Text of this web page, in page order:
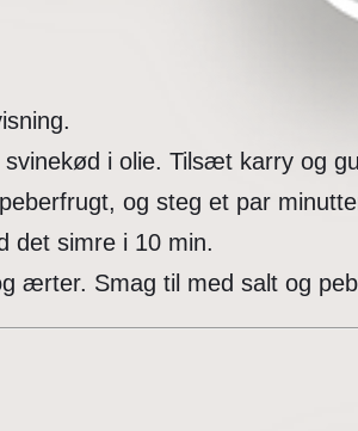
i olie. Tilsæt karry og
og steg et par
det simre i 10 min.
ærter. Smag til med salt og